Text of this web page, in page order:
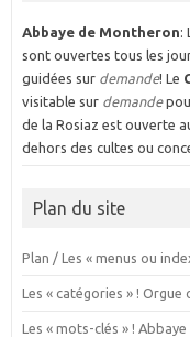
Abbaye de Montheron:
sont ouvertes tous les
guidées sur demande! Le
visitable sur demande
de la Rosiaz est ouverte
dehors des cultes ou
Plan du site
Plan / Les « menus ou
Les « catégories » ! Orgue
Les « mots-clés » !